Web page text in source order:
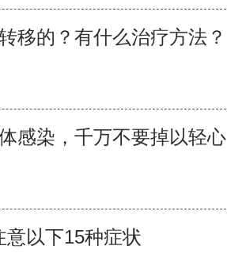
移的？有什么治疗方法？
感染，千万不要掉以轻心
以下15种症状